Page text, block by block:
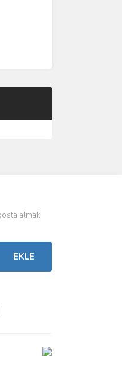
almak
EKLE